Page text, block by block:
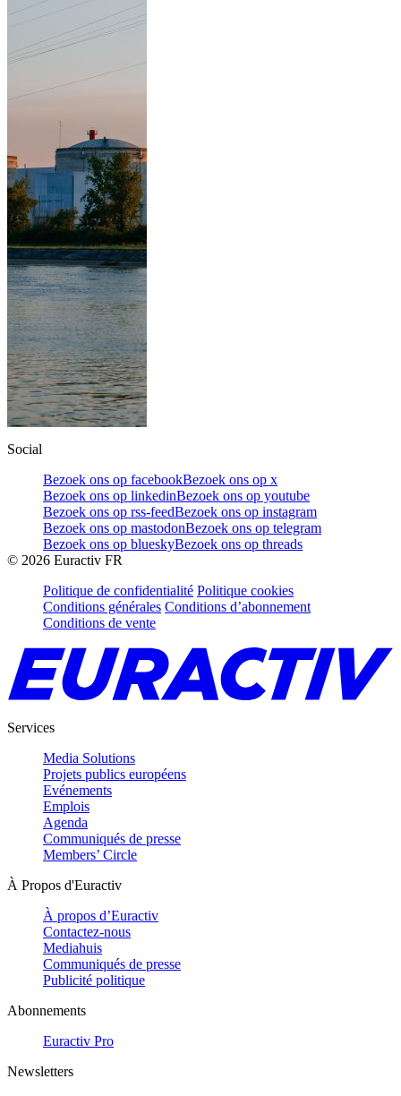
Social
Bezoek ons op facebookBezoek ons op x
Bezoek ons op linkedinBezoek ons op youtube
Bezoek ons op rss-feedBezoek ons op instagram
Bezoek ons op mastodonBezoek ons op telegram
Bezoek ons op blueskyBezoek ons op threads
© 2026 Euractiv FR
Politique de confidentialité Politique cookies
Conditions générales Conditions d’abonnement
Conditions de vente
Services
Media Solutions
Projets publics européens
Evénements
Emplois
Agenda
Communiqués de presse
Members’ Circle
À Propos d'Euractiv
À propos d’Euractiv
Contactez-nous
Mediahuis
Communiqués de presse
Publicité politique
Abonnements
Euractiv Pro
Newsletters